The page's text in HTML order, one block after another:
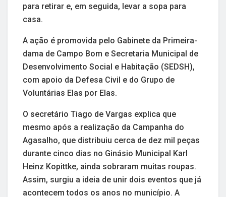
para retirar e, em seguida, levar a sopa para
casa.
A ação é promovida pelo Gabinete da Primeira-
dama de Campo Bom e Secretaria Municipal de
Desenvolvimento Social e Habitação (SEDSH),
com apoio da Defesa Civil e do Grupo de
Voluntárias Elas por Elas.
O secretário Tiago de Vargas explica que
mesmo após a realização da Campanha do
Agasalho, que distribuiu cerca de dez mil peças
durante cinco dias no Ginásio Municipal Karl
Heinz Kopittke, ainda sobraram muitas roupas.
Assim, surgiu a ideia de unir dois eventos que já
acontecem todos os anos no município. A